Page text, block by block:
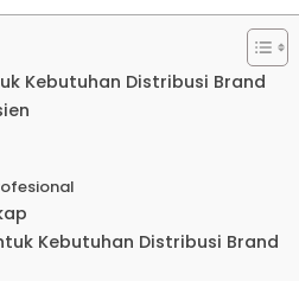
Kebutuhan Distribusi Brand
Kebutuhan Distribusi Brand